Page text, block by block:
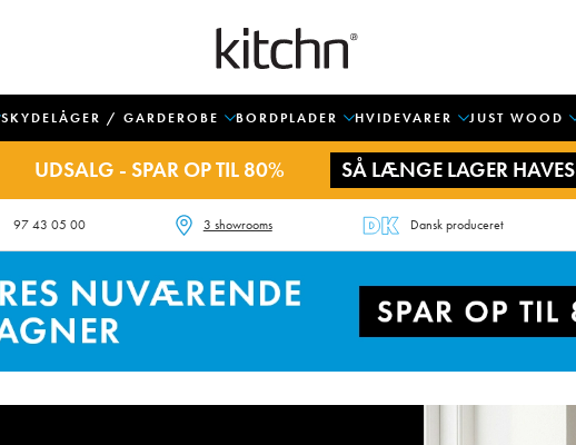
SKYDELÅGER / GARDEROBE BORDPLADER HVIDEVARER JUST WOOD
UDSALG - SPAR OP TIL 80% SÅ LÆNGE LAGER HAVES
97 43 05 00 3 showrooms Dansk produceret